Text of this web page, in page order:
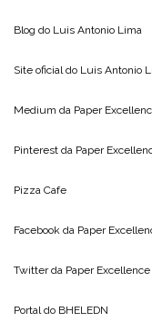
Blog do Luis Antonio Lima
Site oficial do Luis Antonio
Medium da Paper
Pinterest da Paper
Pizza Cafe
Facebook da Paper
Twitter da Paper Excellence
Portal do BHELEDN